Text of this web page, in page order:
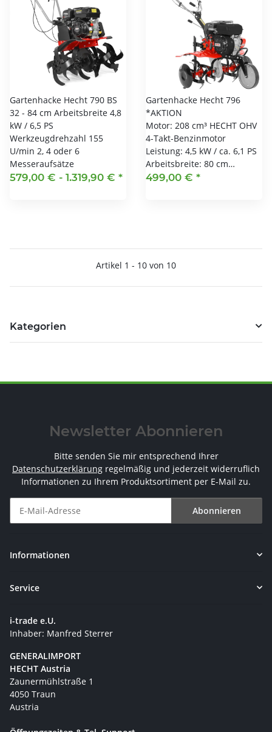
Gartenhacke Hecht 790 BS
32 - 84 cm Arbeitsbreite 4,8
kW / 6,5 PS
Werkzeugdrehzahl 155
U/min 2, 4 oder 6
Messeraufsätze
579,00 € - 1.319,90 € *
Gartenhacke Hecht 796
*AKTION
Motor: 208 cm³ HECHT OHV
4-Takt-Benzinmotor
Leistung: 4,5 kW / ca. 6,1 PS
Arbeitsbreite: 80 cm…
499,00 € *
Artikel 1 - 10 von 10
Kategorien
Newsletter Abonnieren
Bitte senden Sie mir entsprechend Ihrer
Datenschutzerklärung regelmäßig und jederzeit widerruflich
Informationen zu Ihrem Produktsortiment per E-Mail zu.
Abonnieren
Informationen
Service
i-trade e.U.
Inhaber: Manfred Sterrer
GENERALIMPORT
HECHT Austria
Zaunermühlstraße 1
4050 Traun
Austria